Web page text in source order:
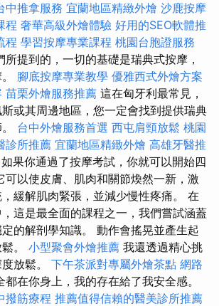
中推拿服務 宜蘭地區精緻外燴 沙鹿按摩
程 奢華高級外燴體驗 好用的SEO軟體推
程 學習按摩專業課程 桃園台胞證服務
所提到的，一切的基礎是瑞典式按摩，
腳底按摩專業教學 優雅西式外燴方案
苗栗外燴服務推薦 這在匈牙利最常見，
或其周邊地區，您一定會找到提供瑞典
台中外燴服務首選 西屯肩頸放鬆 桃園
診所推薦 宜蘭地區精緻外燴 高雄牙醫推
如果你通過了按摩考試，你就可以開始四
可以使皮膚、肌肉和關節煥然一新，激
緩解肌肉緊張，並減少慢性疼痛。 在
這是最全面的課程之一，我們嘗試涵蓋
的解剖學知識。 動作會搖晃並產生起
。 小型聚會外燴推薦 我還透過精心挑
放鬆。 下午茶派對專屬外燴茶點 網路
都在你身上，我的存在給了我安全感。
撥筋療程 推薦值得信賴的醫美診所推薦